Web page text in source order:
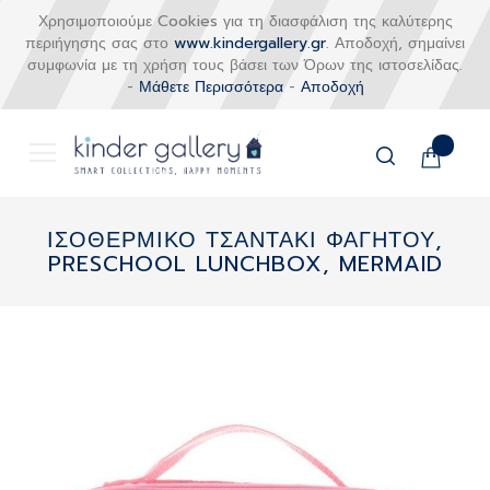
Χρησιμοποιούμε Cookies για τη διασφάλιση της καλύτερης
περιήγησης σας στο www.kindergallery.gr. Αποδοχή, σημαίνει
συμφωνία με τη χρήση τους βάσει των Όρων της ιστοσελίδας.
- Μάθετε Περισσότερα- Αποδοχή
Το
περιεχόμενο
ΙΣΟΘΕΡΜΙΚΟ ΤΣΑΝΤΑΚΙ ΦΑΓΗΤΟΥ,
PRESCHOOL LUNCHBOX, MERMAID